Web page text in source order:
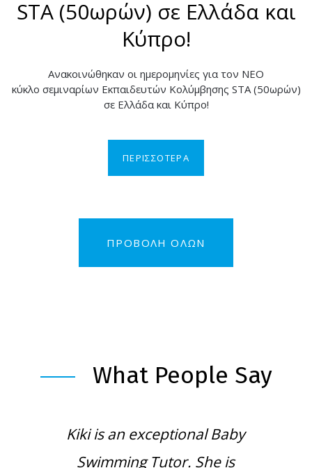
STA (50ωρών) σε Ελλάδα και
Κύπρο!
Ανακοινώθηκαν οι ημερομηνίες για τον NEO
κύκλο σεμιναρίων Εκπαιδευτών Κολύμβησης STA (50ωρών)
σε Ελλάδα και Κύπρο!
ΠΕΡΙΣΣΟΤΕΡΑ
ΠΡΟΒΟΛΗ ΟΛΩΝ
What People Say
Kiki is an exceptional Baby
Swimming Tutor. She is